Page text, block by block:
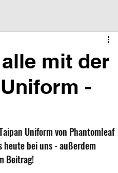
mit der
-
Uniform von Phantomleaf
bei uns - außerdem
Beitrag!